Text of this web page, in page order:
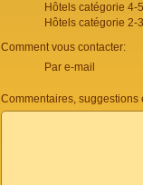
Hôtels catégorie 4-
Hôtels catégorie 2-
Comment vous contacter:
Par e-mail
Commentaires,